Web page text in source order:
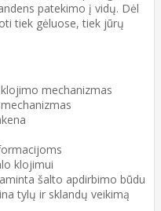
patekimo į vidų. Dėl
tiek gėluose, tiek jūrų
mechanizmas
klojimui
šalto apdirbimo būdu
tylų ir sklandų veikimą